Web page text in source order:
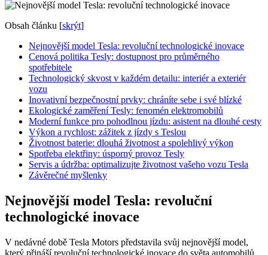
Obsah článku [skrýt]
Nejnovější model Tesla: revoluční technologické inovace
Cenová politika Tesly: dostupnost pro průměrného
spotřebitele
Technologický skvost v každém detailu: interiér a exteriér
vozu
Inovativní bezpečnostní prvky: chráníte sebe i své blízké
Ekologické zaměření Tesly: fenomén elektromobilů
Moderní funkce pro pohodlnou jízdu: asistent na dlouhé cesty
Výkon a rychlost: zážitek z jízdy s Teslou
Životnost baterie: dlouhá životnost a spolehlivý výkon
Spotřeba elektřiny: úsporný provoz Tesly
Servis a údržba: optimalizujte životnost vašeho vozu Tesla
Závěrečné myšlenky
Nejnovější model Tesla: revoluční
technologické inovace
V nedávné době Tesla Motors představila svůj nejnovější model,
který přináší revoluční technologické inovace do světa automobilů.